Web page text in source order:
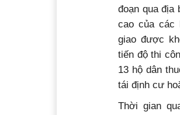
đoạn qua địa
cao của các
giao được
tiến độ thi
13 hộ dân
tái định cư
Thời gian